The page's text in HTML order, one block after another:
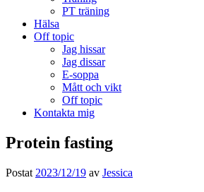
PT träning
Hälsa
Off topic
Jag hissar
Jag dissar
E-soppa
Mått och vikt
Off topic
Kontakta mig
Protein fasting
Postat 2023/12/19 av Jessica